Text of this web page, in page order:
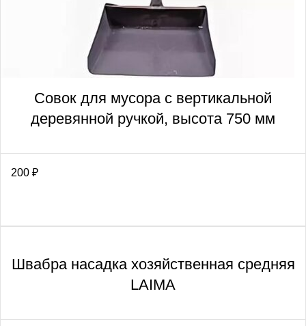
Совок для мусора с вертикальной
деревянной ручкой, высота 750 мм
200 ₽
Швабра насадка хозяйственная средняя
LAIMA